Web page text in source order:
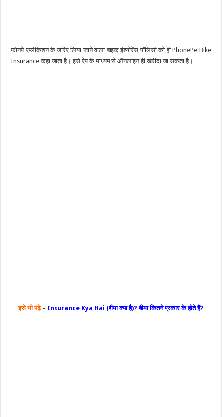
फोनपे एप्लीकेशन के जरिए लिया जाने वाला बाइक इंश्योरेंस पॉलिसी को ही PhonePe Bike
Insurance कहा जाता है। इसे ऐप के माध्यम से ऑनलाइन ही खरीदा जा सकता है।
इसे भी पढ़े– Insurance Kya Hai (बीमा क्या है)? बीमा कितने प्रकार के होते हैं?